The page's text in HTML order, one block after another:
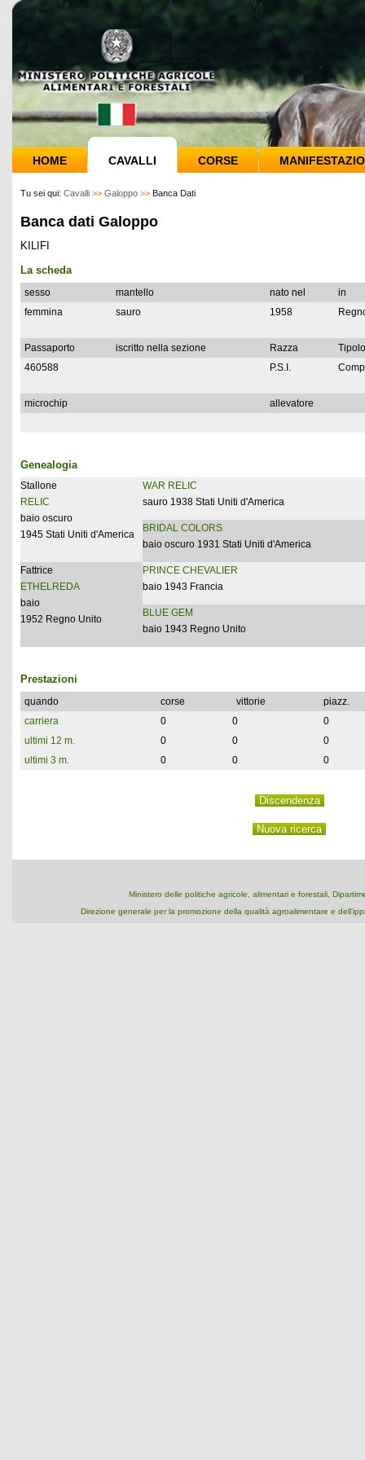
HOME CAVALLI CORSE
Tu sei qui: Cavalli >> Galoppo >> Banca Dati
Banca dati Galoppo
KILIFI
La scheda
sesso mantello nato nel
in
femmina
sauro 1958
Passaporto iscritto nella sezione Razza
460588
P.S.I.
microchip allevatore
Genealogia
Stallone
RELIC
baio oscuro
1945 Stati Uniti d'America
WAR RELIC
sauro 1938 Stati Uniti d'America
BRIDAL COLORS
baio oscuro 1931 Stati Uniti d'America
Fattrice
ETHELREDA
baio
1952 Regno Unito
PRINCE CHEVALIER
baio 1943 Francia
BLUE GEM
baio 1943 Regno Unito
Prestazioni
quando corse vittorie
piazz.
carriera
0 0
0
ultimi 12 m.
0 0
0
ultimi 3 m.
0 0 0
Ministero delle politiche agricole, alimentari e forestali,
Direzione generale per la promozione della qualità agroalimentare e